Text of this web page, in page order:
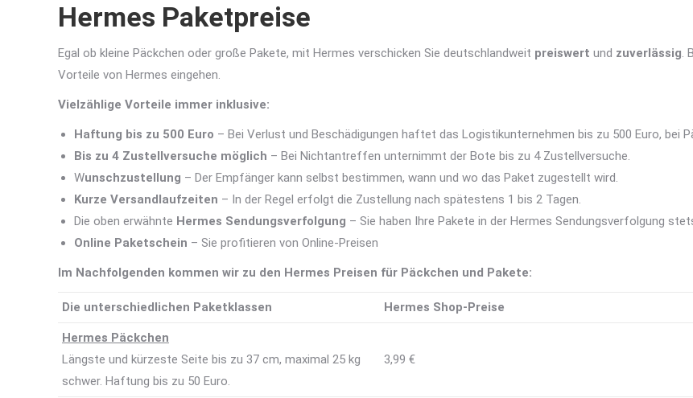
Hermes Paketpreise
Egal ob kleine Päckchen oder große Pakete, mit Hermes verschicken Sie deutschlandweit preiswert und zuverlässig.
Vorteile von Hermes eingehen.
Vielzählige Vorteile immer inklusive:
Haftung bis zu 500 Euro – Bei Verlust und Beschädigungen haftet das Logistikunternehmen bis zu 500 Euro, bei
Bis zu 4 Zustellversuche möglich – Bei Nichtantreffen unternimmt der Bote bis zu 4 Zustellversuche.
Wunschzustellung – Der Empfänger kann selbst bestimmen, wann und wo das Paket zugestellt wird.
Kurze Versandlaufzeiten – In der Regel erfolgt die Zustellung nach spätestens 1 bis 2 Tagen.
Die oben erwähnte Hermes Sendungsverfolgung – Sie haben Ihre Pakete in der Hermes Sendungsverfolgung
Online Paketschein – Sie profitieren von Online-Preisen
Im Nachfolgenden kommen wir zu den Hermes Preisen für Päckchen und Pakete:
Die unterschiedlichen Paketklassen Hermes Shop-Preise
Hermes Päckchen
Längste und kürzeste Seite bis zu 37 cm, maximal 25 kg
schwer. Haftung bis zu 50 Euro.
3,99 €